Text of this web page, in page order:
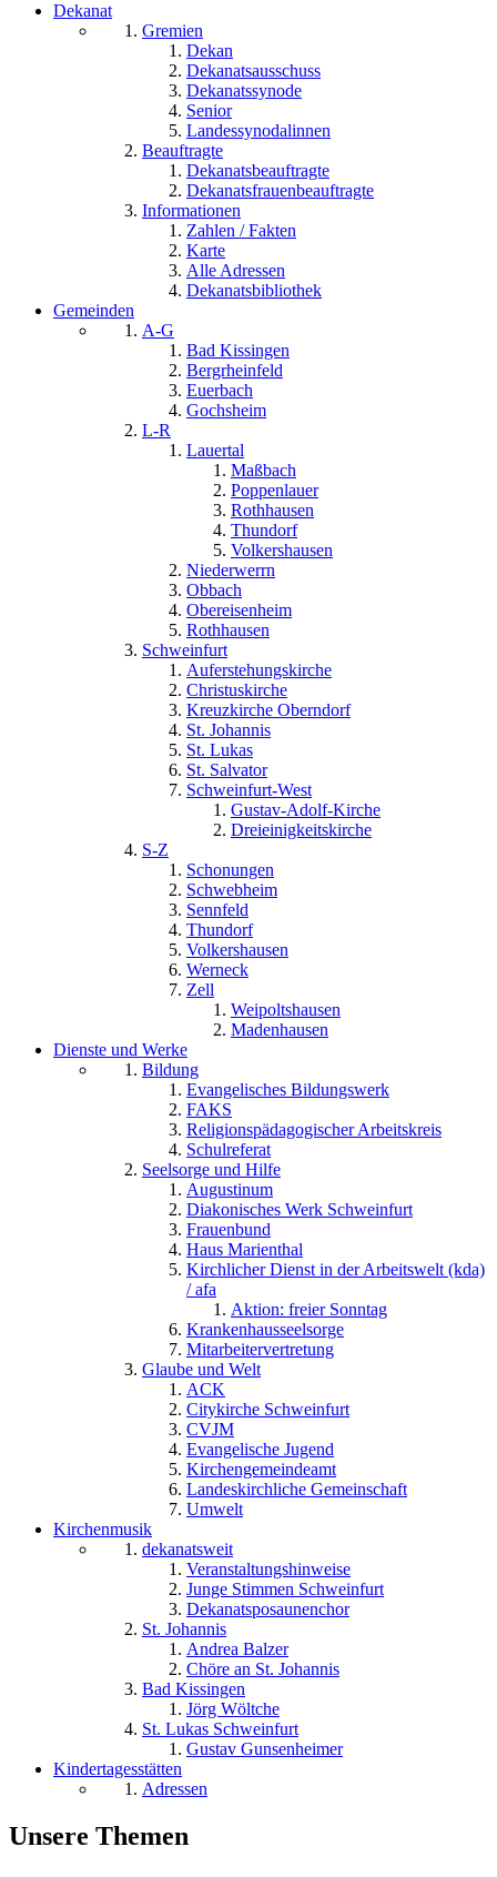
Dekanat
Gremien
Dekan
Dekanatsausschuss
Dekanatssynode
Senior
Landessynodalinnen
Beauftragte
Dekanatsbeauftragte
Dekanatsfrauenbeauftragte
Informationen
Zahlen / Fakten
Karte
Alle Adressen
Dekanatsbibliothek
Gemeinden
A-G
Bad Kissingen
Bergrheinfeld
Euerbach
Gochsheim
L-R
Lauertal
Maßbach
Poppenlauer
Rothhausen
Thundorf
Volkershausen
Niederwerrn
Obbach
Obereisenheim
Rothhausen
Schweinfurt
Auferstehungskirche
Christuskirche
Kreuzkirche Oberndorf
St. Johannis
St. Lukas
St. Salvator
Schweinfurt-West
Gustav-Adolf-Kirche
Dreieinigkeitskirche
S-Z
Schonungen
Schwebheim
Sennfeld
Thundorf
Volkershausen
Werneck
Zell
Weipoltshausen
Madenhausen
Dienste und Werke
Bildung
Evangelisches Bildungswerk
FAKS
Religionspädagogischer Arbeitskreis
Schulreferat
Seelsorge und Hilfe
Augustinum
Diakonisches Werk Schweinfurt
Frauenbund
Haus Marienthal
Kirchlicher Dienst in der Arbeitswelt (kda)
/ afa
Aktion: freier Sonntag
Krankenhausseelsorge
Mitarbeitervertretung
Glaube und Welt
ACK
Citykirche Schweinfurt
CVJM
Evangelische Jugend
Kirchengemeindeamt
Landeskirchliche Gemeinschaft
Umwelt
Kirchenmusik
dekanatsweit
Veranstaltungshinweise
Junge Stimmen Schweinfurt
Dekanatsposaunenchor
St. Johannis
Andrea Balzer
Chöre an St. Johannis
Bad Kissingen
Jörg Wöltche
St. Lukas Schweinfurt
Gustav Gunsenheimer
Kindertagesstätten
Adressen
Unsere Themen